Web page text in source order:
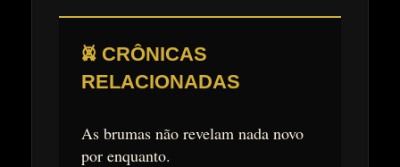
𖤙 CRÔNICAS
RELACIONADAS
As brumas não revelam nada novo
por enquanto.